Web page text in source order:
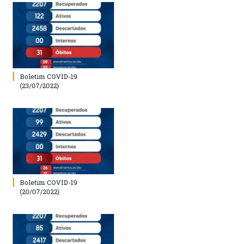
Boletim COVID-19
(23/07/2022)
Boletim COVID-19
(20/07/2022)